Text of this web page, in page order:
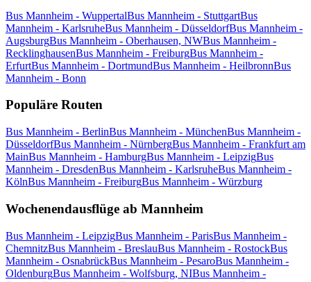
Bus Mannheim - WuppertalBus Mannheim - StuttgartBus
Mannheim - KarlsruheBus Mannheim - DüsseldorfBus Mannheim -
AugsburgBus Mannheim - Oberhausen, NWBus Mannheim -
RecklinghausenBus Mannheim - FreiburgBus Mannheim -
ErfurtBus Mannheim - DortmundBus Mannheim - HeilbronnBus
Mannheim - Bonn
Populäre Routen
Bus Mannheim - BerlinBus Mannheim - MünchenBus Mannheim -
DüsseldorfBus Mannheim - NürnbergBus Mannheim - Frankfurt am
MainBus Mannheim - HamburgBus Mannheim - LeipzigBus
Mannheim - DresdenBus Mannheim - KarlsruheBus Mannheim -
KölnBus Mannheim - FreiburgBus Mannheim - Würzburg
Wochenendausflüge ab Mannheim
Bus Mannheim - LeipzigBus Mannheim - ParisBus Mannheim -
ChemnitzBus Mannheim - BreslauBus Mannheim - RostockBus
Mannheim - OsnabrückBus Mannheim - PesaroBus Mannheim -
OldenburgBus Mannheim - Wolfsburg, NIBus Mannheim -